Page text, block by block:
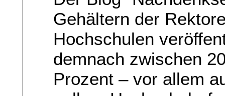
Gehältern der
Hochschulen
demnach zwischen
Prozent – vor allem